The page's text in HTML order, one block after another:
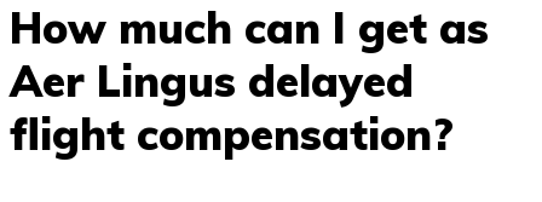
How much can I get as
Aer Lingus delayed
flight compensation?